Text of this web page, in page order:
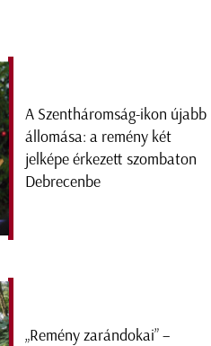
A Szentháromság-ikon újabb
állomása: a remény két
jelképe érkezett szombaton
Debrecenbe
„Remény zarándokai” –